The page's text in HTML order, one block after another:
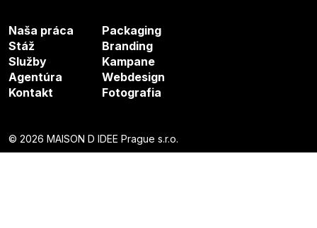
Naša práca
Stáž
Služby
Agentúra
Kontakt
Packaging
Branding
Kampane
Webdesign
Fotografia
© 2026 MAISON D IDEE Prague s.r.o.